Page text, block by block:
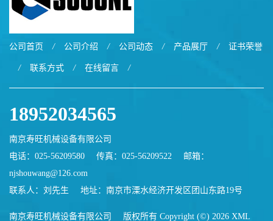
公司首页 / 公司介绍 / 公司动态 / 产品展厅 / 证书荣誉
/ 联系方式 / 在线留言 /
18952034565
南京寿旺机械设备有限公司
电话：025-56209580
传真：025-56209522
邮箱：
njshouwang@126.com
联系人：刘先生
地址：南京市溧水经济开发区团山东路19号
南京寿旺机械设备有限公司 版权所有 Copyright (©) 2026 XML